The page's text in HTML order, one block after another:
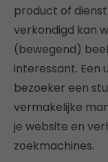
product of
verkondigd kan
(bewegend)
interessant. Een
bezoeker een
vermakelijke
je website en
zoekmachines.